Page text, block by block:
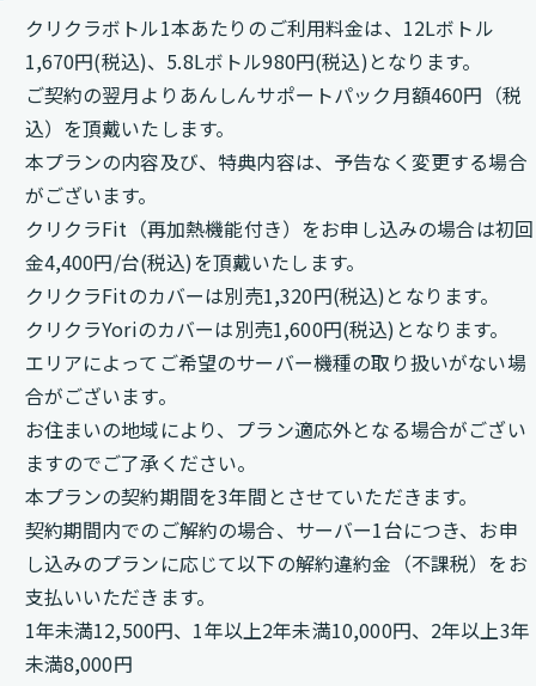
クリクラボトル1本あたりのご利用料金は、12Lボトル
1,670円(税込)、5.8Lボトル980円(税込)となります。
ご契約の翌月よりあんしんサポートパック月額460円（税
込）を頂戴いたします。
本プランの内容及び、特典内容は、予告なく変更する場合
がございます。
クリクラFit（再加熱機能付き）をお申し込みの場合は初回
金4,400円/台(税込)を頂戴いたします。
クリクラFitのカバーは別売1,320円(税込)となります。
クリクラYoriのカバーは別売1,600円(税込)となります。
エリアによってご希望のサーバー機種の取り扱いがない場
合がございます。
お住まいの地域により、プラン適応外となる場合がござい
ますのでご了承ください。
本プランの契約期間を3年間とさせていただきます。
契約期間内でのご解約の場合、サーバー1台につき、お申
し込みのプランに応じて以下の解約違約金（不課税）をお
支払いいただきます。
1年未満12,500円、1年以上2年未満10,000円、2年以上3年
未満8,000円